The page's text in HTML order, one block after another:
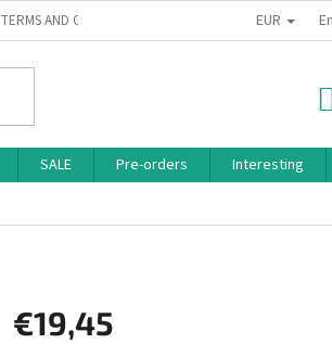
TERMS AND CONDITIONS PRIVACY POLICY
EUR
SALE Pre-orders Interesting
€19,45